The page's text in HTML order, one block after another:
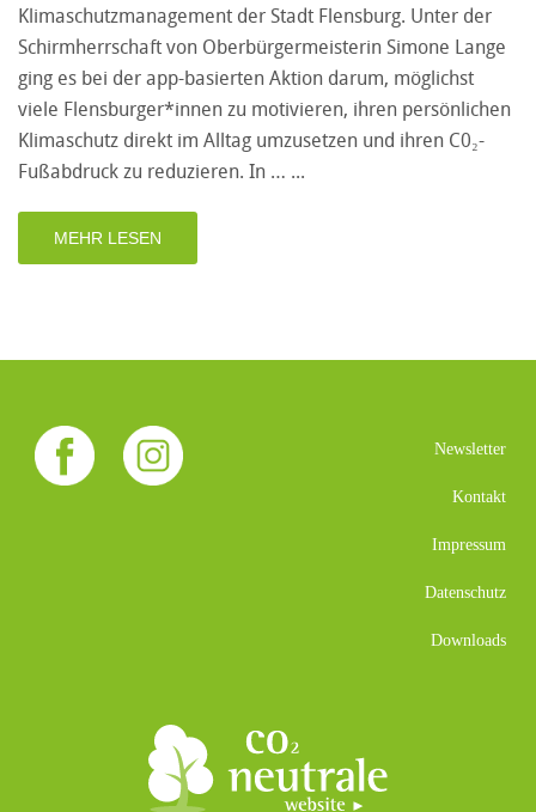
Klimaschutzmanagement der Stadt Flensburg. Unter der
Schirmherrschaft von Oberbürgermeisterin Simone Lange
ging es bei der app-basierten Aktion darum, möglichst
viele Flensburger*innen zu motivieren, ihren persönlichen
Klimaschutz direkt im Alltag umzusetzen und ihren C0₂-
Fußabdruck zu reduzieren. In …
MEHR LESEN
Newsletter
Kontakt
Impressum
Datenschutz
Downloads